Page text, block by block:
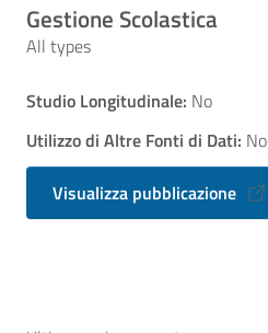
Gestione Scolastica
All types
Studio Longitudinale: No
Utilizzo di Altre Fonti di Dati: No
Visualizza pubblicazione